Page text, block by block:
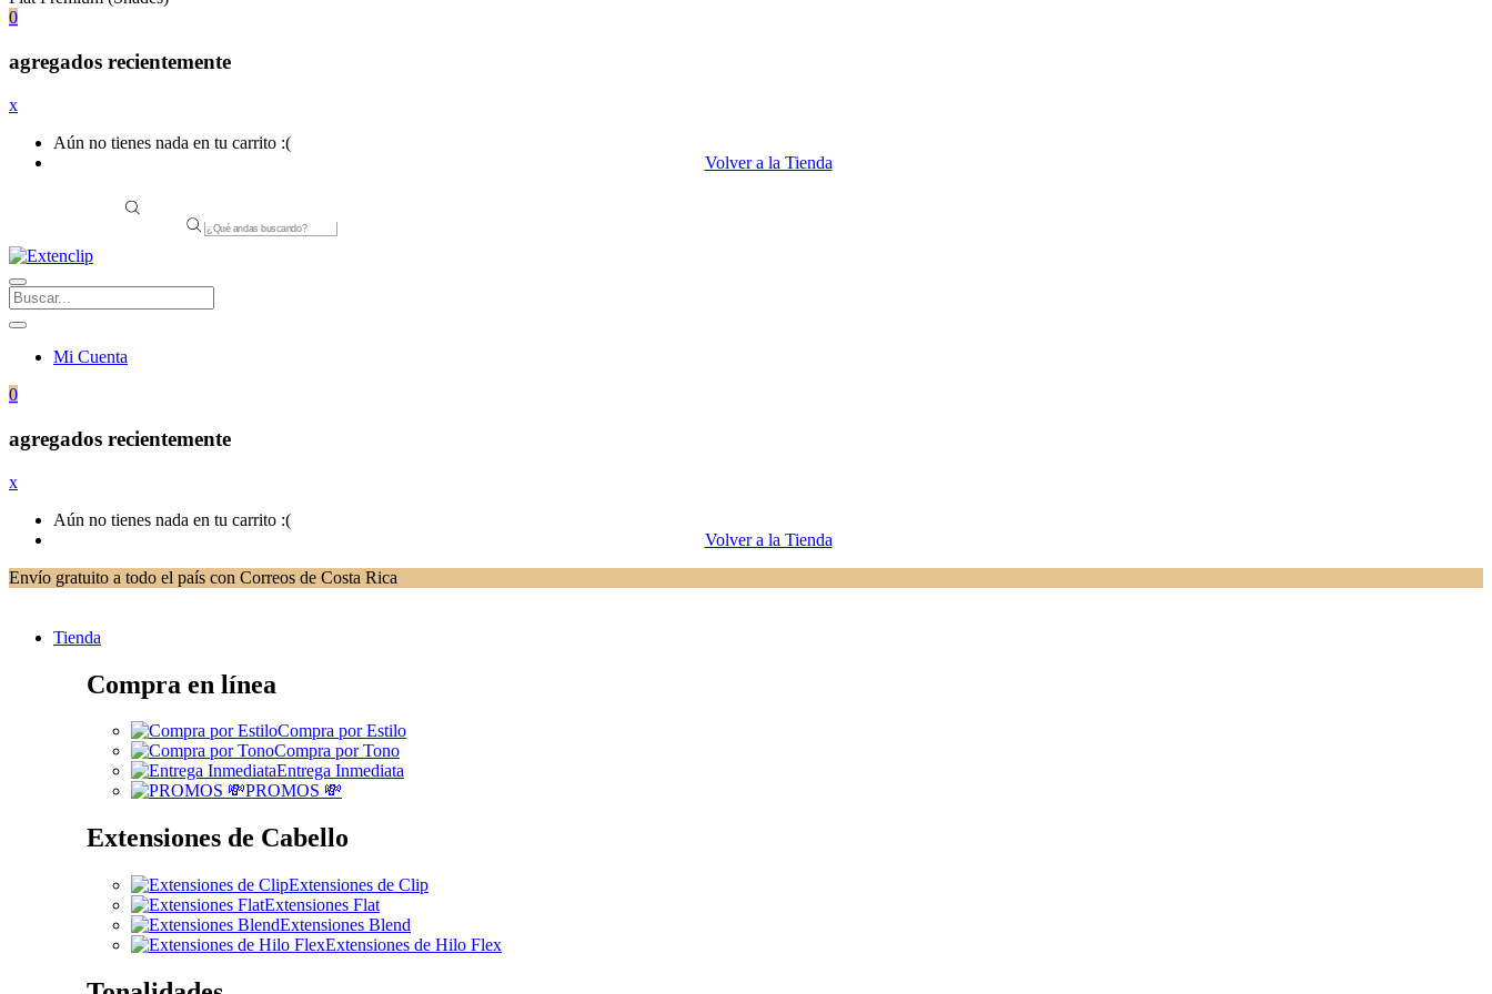
0
agregados recientemente
x
Aún no tienes nada en tu carrito :(
Volver a la Tienda
Products
search
Mi Cuenta
0
agregados recientemente
x
Aún no tienes nada en tu carrito :(
Volver a la Tienda
Envío gratuito a todo el país con Correos de Costa Rica
Tienda
Compra en línea
Compra por Estilo
Compra por Tono
Entrega Inmediata
PROMOS 💸
Extensiones de Cabello
Extensiones de Clip
Extensiones Flat
Extensiones Blend
Extensiones de Hilo Flex